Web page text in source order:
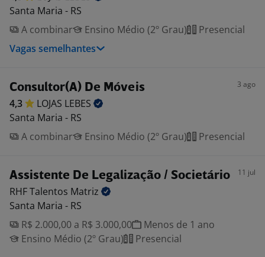
Santa Maria - RS
A combinar
Ensino Médio (2º Grau)
Presencial
Vagas semelhantes
Consultor(A) De Móveis 3 ago
4,3 LOJAS LEBES
Santa Maria - RS
A combinar
Ensino Médio (2º Grau) Presencial
Assistente De Legalização / Societário 11 jul
RHF Talentos Matriz
Santa Maria - RS
R$ 2.000,00 a R$ 3.000,00
Menos de 1 ano
Ensino Médio (2º Grau)
Presencial